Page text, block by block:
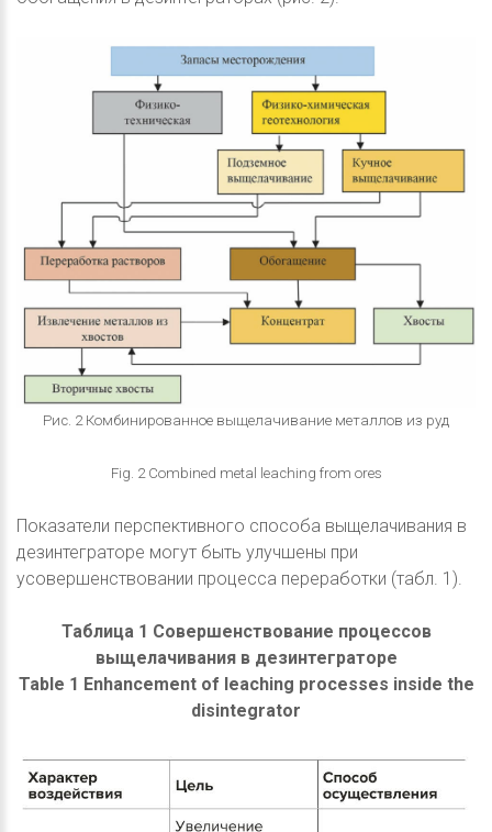
Рис. 2 Комбинированное выщелачивание металлов из руд
Fig. 2 Combined metal leaching from ores
Показатели перспективного способа выщелачивания в
дезинтеграторе могут быть улучшены при
усовершенствовании процесса переработки (табл. 1).
Таблица 1 Совершенствование процессов
выщелачивания в дезинтеграторе
Table 1 Enhancement of leaching processes inside the
disintegrator